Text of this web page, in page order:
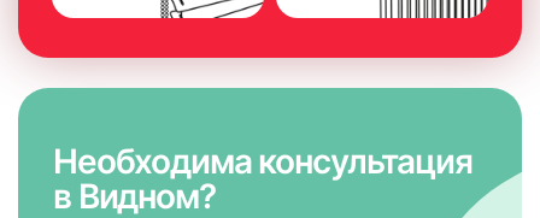
Необходима консультация
в Видном?